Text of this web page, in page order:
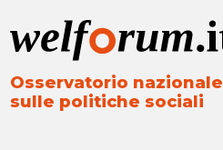
Osservatorio nazionale
sulle politiche sociali